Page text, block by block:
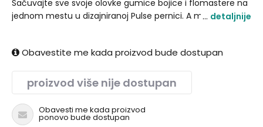
Sačuvajte sve svoje olovke gumice bojice i flomastere na
jednom mestu u dizajniranoj Pulse pernici. A možete je
detaljnije
Obavestite me kada proizvod bude dostupan
proizvod više nije dostupan
Obavesti me kada proizvod
ponovo bude dostupan